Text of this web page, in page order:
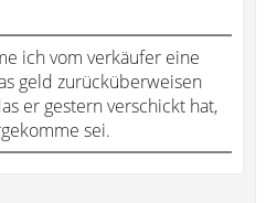
ich vom verkäufer eine
geld zurücküberweisen
er gestern verschickt hat,
sei.